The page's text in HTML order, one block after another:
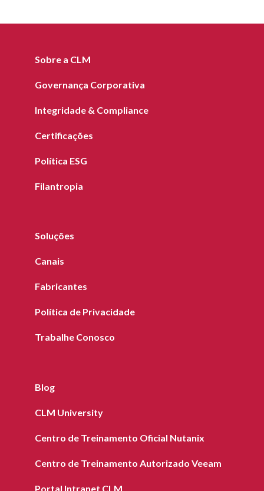
Sobre a CLM
Governança Corporativa
Integridade & Compliance
Certificações
Política ESG
Filantropia
Soluções
Canais
Fabricantes
Política de Privacidade
Trabalhe Conosco
Blog
CLM University
Centro de Treinamento Oficial Nutanix
Centro de Treinamento Autorizado Veeam
Portal Intranet CLM